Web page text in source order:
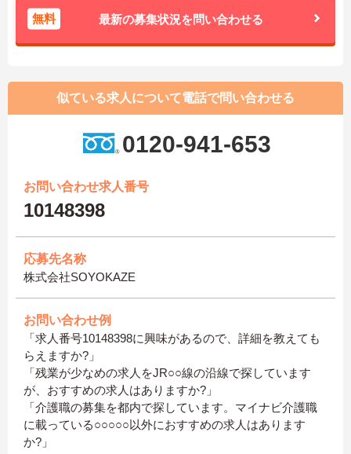
無料 最新の募集状況を問い合わせる
似ている求人について電話で問い合わせる
0120-941-653
お問い合わせ求人番号
10148398
応募先名称
株式会社SOYOKAZE
お問い合わせ例
「求人番号10148398に興味があるので、詳細を教えても
らえますか?」
「残業が少なめの求人をJR○○線の沿線で探しています
が、おすすめの求人はありますか?」
「介護職の募集を都内で探しています。マイナビ介護職
に載っている○○○○○以外におすすめの求人はあります
か?」